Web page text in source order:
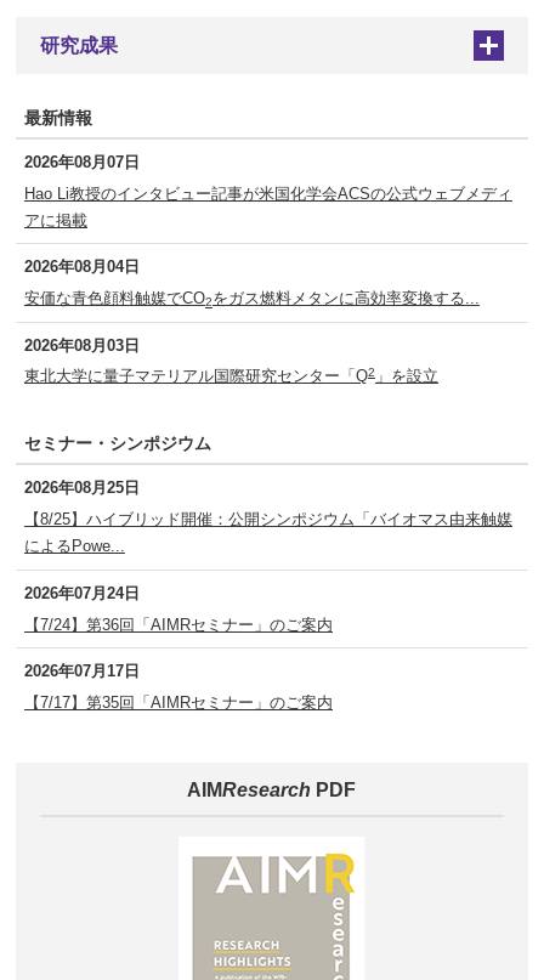
研究成果 +
最新情報
2026年08月07日
Hao Li教授のインタビュー記事が米国化学会ACSの公式ウェブメディ
アに掲載
2026年08月04日
安価な青色顔料触媒でCO2をガス燃料メタンに高効率変換する...
2026年08月03日
東北大学に量子マテリアル国際研究センター「Q2」を設立
セミナー・シンポジウム
2026年08月25日
【8/25】ハイブリッド開催：公開シンポジウム「バイオマス由来触媒
によるPowe...
2026年07月24日
【7/24】第36回「AIMRセミナー」のご案内
2026年07月17日
【7/17】第35回「AIMRセミナー」のご案内
AIMResearch PDF